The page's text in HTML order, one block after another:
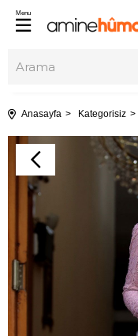
Menu
Anasayfa Kategorisiz